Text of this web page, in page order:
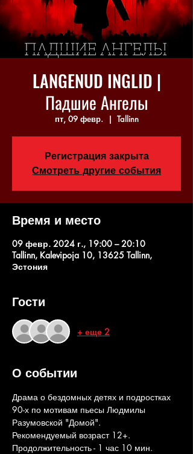
LANGENUD INGLID |
Падшие Ангелы
пт, 09 февр.
  |
Tallinn
Регистрация закрыта
Смотреть другие события
Время и место
09 февр. 2024 г., 19:00 – 20:10
Tallinn, Kalevipoja 10, 13625 Tallinn,
Эстония
Гости
+ еще 2
О событии
Драма о бездомных детях и подростках
90-х по мотивам пьесы Людмилы
Разумовской "Домой".
Рекомендуемый возраст 12+.
Продолжительность - 1 час 10 мин.